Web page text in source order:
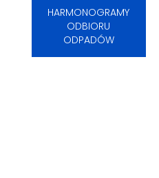
HARMONOGRAMY
ODBIORU
ODPADÓW